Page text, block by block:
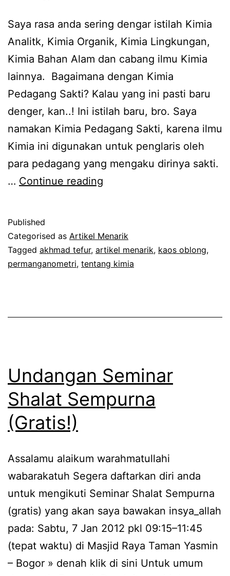
Saya rasa anda sering dengar istilah Kimia
Analitk, Kimia Organik, Kimia Lingkungan,
Kimia Bahan Alam dan cabang ilmu Kimia
lainnya. Bagaimana dengan Kimia
Pedagang Sakti? Kalau yang ini pasti baru
denger, kan..! Ini istilah baru, bro. Saya
namakan Kimia Pedagang Sakti, karena ilmu
Kimia ini digunakan untuk penglaris oleh
para pedagang yang mengaku dirinya sakti.
… Continue reading
Sakti,
Ilmu
Penglaris
Published
Categorised as Artikel Menarik
Tagged akhmad tefur, artikel menarik, kaos oblong,
permanganometri, tentang kimia
Undangan Seminar
Shalat Sempurna
(Gratis!)
Assalamu alaikum warahmatullahi
wabarakatuh Segera daftarkan diri anda
untuk mengikuti Seminar Shalat Sempurna
(gratis) yang akan saya bawakan insya_allah
pada: Sabtu, 7 Jan 2012 pkl 09:15–11:45
(tepat waktu) di Masjid Raya Taman Yasmin
– Bogor » denah klik di sini Untuk umum